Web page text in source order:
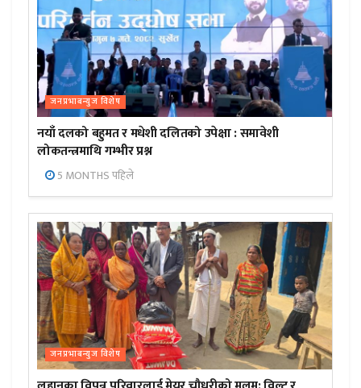
जनप्रभाबन्युज विशेष
नयाँ दलको बहुमत र मधेशी दलितको उपेक्षा : समावेशी
लोकतन्त्रमाथि गम्भीर प्रश्न
5 MONTHS पहिले
जनप्रभाबन्युज विशेष